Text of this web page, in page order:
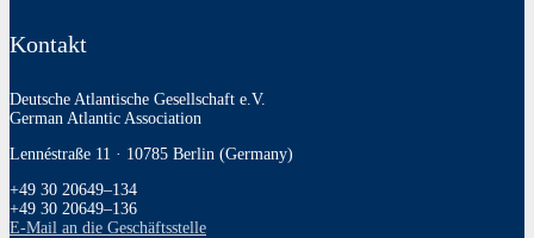
Kontakt
Deutsche Atlantische Gesellschaft e.V.
German Atlantic Association
Lennéstraße 11 · 10785 Berlin (Germany)
+49 30 20649–134
+49 30 20649–136
E‑Mail an die Geschäftsstelle